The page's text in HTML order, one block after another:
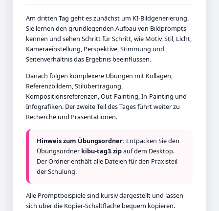
Am dritten Tag geht es zunächst um KI-Bildgenerierung.
Sie lernen den grundlegenden Aufbau von Bildprompts
kennen und sehen Schritt für Schritt, wie Motiv, Stil, Licht,
Kameraeinstellung, Perspektive, Stimmung und
Seitenverhältnis das Ergebnis beeinflussen.
Danach folgen komplexere Übungen mit Kollagen,
Referenzbildern, Stilübertragung,
Kompositionsreferenzen, Out-Painting, In-Painting und
Infografiken. Der zweite Teil des Tages führt weiter zu
Recherche und Präsentationen.
Hinweis zum Übungsordner: Entpacken Sie den
Übungsordner kibu-tag3.zipauf dem Desktop.
Der Ordner enthält alle Dateien für den Praxisteil
der Schulung.
Alle Promptbeispiele sind kursiv dargestellt und lassen
sich über die Kopier-Schaltfläche bequem kopieren.